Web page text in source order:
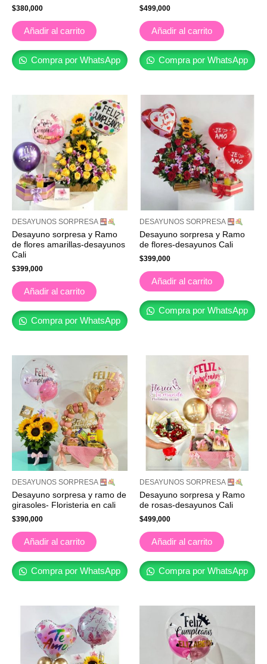
$380,000
Añadir al carrito
Compra por WhatsApp
$499,000
Añadir al carrito
Compra por WhatsApp
DESAYUNOS SORPRESA
Desayuno sorpresa y Ramo
de flores amarillas-desayunos
Cali
$399,000
Añadir al carrito
Compra por WhatsApp
DESAYUNOS SORPRESA
Desayuno sorpresa y Ramo
de flores-desayunos Cali
$399,000
Añadir al carrito
Compra por WhatsApp
DESAYUNOS SORPRESA
Desayuno sorpresa y ramo de
girasoles- Floristeria en cali
$390,000
Añadir al carrito
Compra por WhatsApp
DESAYUNOS SORPRESA
Desayuno sorpresa y Ramo
de rosas-desayunos Cali
$499,000
Añadir al carrito
Compra por WhatsApp